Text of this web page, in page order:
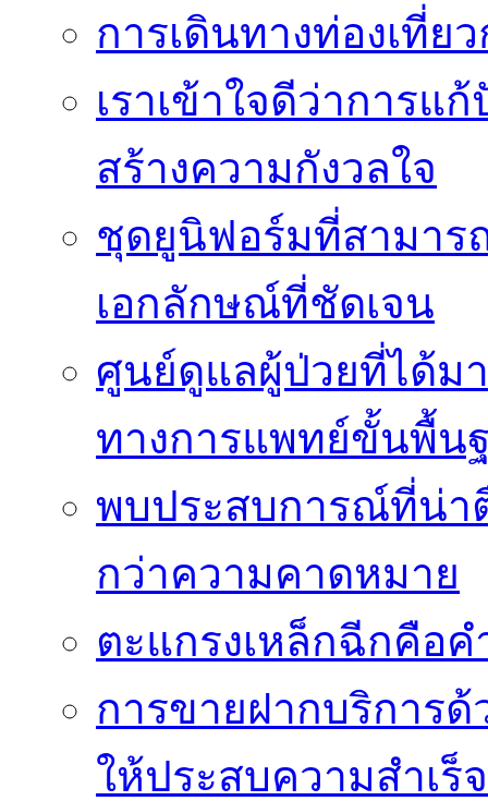
การเดินทางท่องเที่ย
เราเข้าใจดีว่าการแ
สร้างความกังวลใจ
ชุดยูนิฟอร์มที่สามาร
เอกลักษณ์ที่ชัดเจน
ศูนย์ดูแลผู้ป่วยที่ได้ม
ทางการแพทย์ขั้นพื้น
พบประสบการณ์ที่น่าตื่
กว่าความคาดหมาย
ตะแกรงเหล็กฉีกคือ
การขายฝากบริการ
ให้ประสบความสำเร็จ